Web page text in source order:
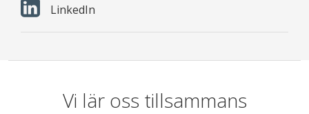
LinkedIn
Vi lär oss tillsammans